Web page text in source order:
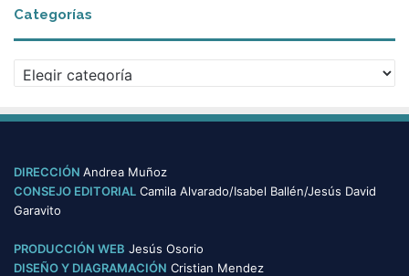
h
i
Categorías
a
e
o
r
s
DIRECCIÓN Andrea Muñoz
CONSEJO EDITORIAL Camila Alvarado/Isabel Ballén/Jesús David
Garavito
PRODUCCIÓN WEB Jesús Osorio
DISEÑO Y DIAGRAMACIÓN Cristian Mendez